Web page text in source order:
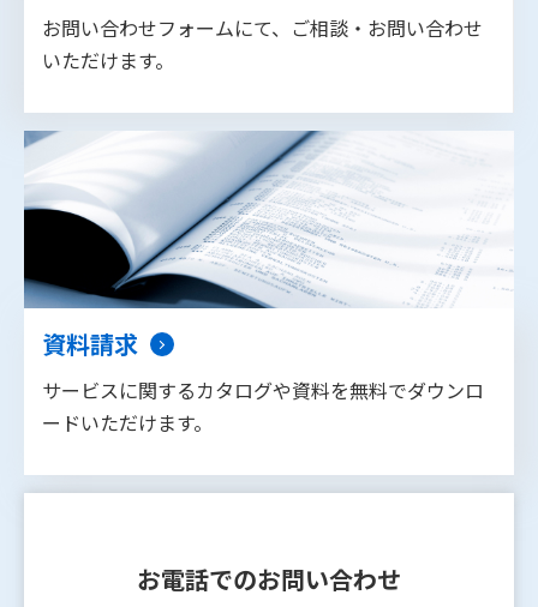
お問い合わせフォームにて、ご相談・お問い合わせ
いただけます。
資料請求
サービスに関するカタログや資料を無料でダウンロ
ードいただけます。
お電話でのお問い合わせ